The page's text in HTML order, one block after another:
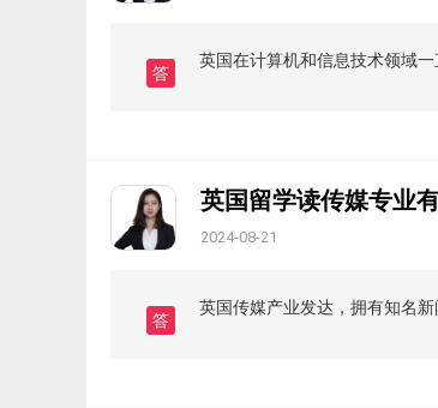
答
英国在计算机和信息技术领域
英国留学读传媒专业
2024-08-21
答
英国传媒产业发达，拥有知名